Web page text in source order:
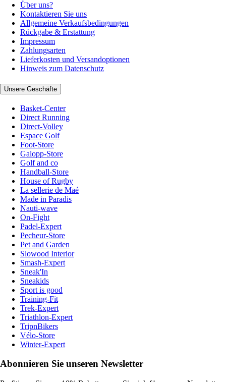
Über uns?
Kontaktieren Sie uns
Allgemeine Verkaufsbedingungen
Rückgabe & Erstattung
Impressum
Zahlungsarten
Lieferkosten und Versandoptionen
Hinweis zum Datenschutz
Unsere Geschäfte
Basket-Center
Direct Running
Direct-Volley
Espace Golf
Foot-Store
Galopp-Store
Golf and co
Handball-Store
House of Rugby
La sellerie de Maé
Made in Paradis
Nauti-wave
On-Fight
Padel-Expert
Pecheur-Store
Pet and Garden
Slowood Interior
Smash-Expert
Sneak'In
Sneakids
Sport is good
Training-Fit
Trek-Expert
Triathlon-Expert
TripnBikers
Vélo-Store
Winter-Expert
Abonnieren Sie unseren Newsletter